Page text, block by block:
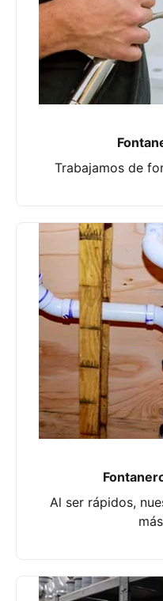
Trabajamos de
Al ser rápidos,